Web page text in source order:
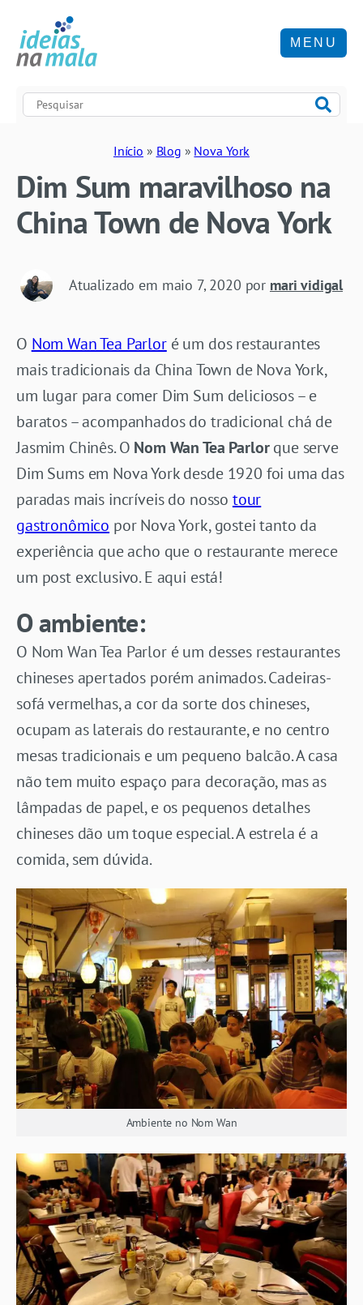
MENU
Início » Blog » Nova York
Dim Sum maravilhoso na
China Town de Nova York
Atualizado em maio 7, 2020 por mari vidigal
O Nom Wan Tea Parlor é um dos restaurantes
mais tradicionais da China Town de Nova York,
um lugar para comer Dim Sum deliciosos – e
baratos – acompanhados do tradicional chá de
Jasmim Chinês. O Nom Wan Tea Parlorque serve
Dim Sums em Nova York desde 1920 foi uma das
paradas mais incríveis do nosso tour
gastronômico por Nova York, gostei tanto da
experiência que acho que o restaurante merece
um post exclusivo. E aqui está!
O ambiente:
O Nom Wan Tea Parlor é um desses restaurantes
chineses apertados porém animados. Cadeiras-
sofá vermelhas, a cor da sorte dos chineses,
ocupam as laterais do restaurante, e no centro
mesas tradicionais e um pequeno balcão. A casa
não tem muito espaço para decoração, mas as
lâmpadas de papel, e os pequenos detalhes
chineses dão um toque especial. A estrela é a
comida, sem dúvida.
Ambiente no Nom Wan